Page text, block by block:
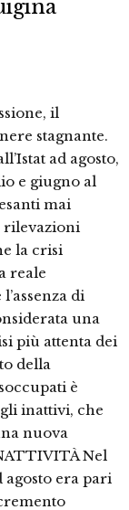
il
stagnante.
ad agosto,
e giugno al
mai
rilevazioni
la crisi
reale
di
una
più attenta dei
della
è
inattivi, che
nuova
Nel
era pari